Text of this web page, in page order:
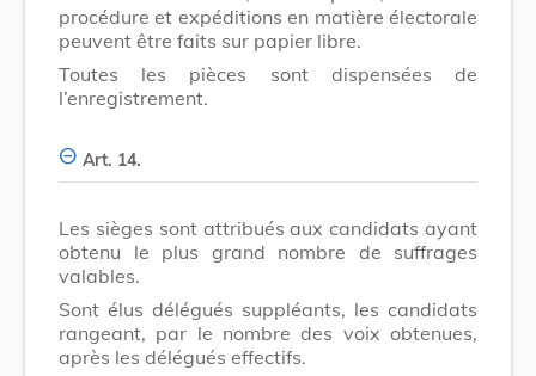
procédure et expéditions en matière électorale
peuvent être faits sur papier libre.
Toutes les pièces sont dispensées de
l’enregistrement.
Art. 14.
Les sièges sont attribués aux candidats ayant
obtenu le plus grand nombre de suffrages
valables.
Sont élus délégués suppléants, les candidats
rangeant, par le nombre des voix obtenues,
après les délégués effectifs.